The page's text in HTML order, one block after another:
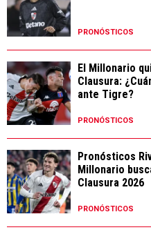
PRONÓSTICOS
El Millonario
Clausura:
ante Tigre?
PRONÓSTICOS
Pronósticos
Millonario
Clausura 2026
PRONÓSTICOS